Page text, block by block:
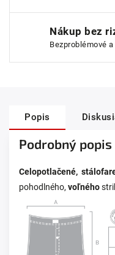
Nákup bez
Bezproblémové
Popis
Podrobný popis
Celopotlačené,
pohodlného, voľného